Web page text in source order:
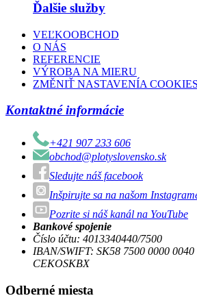
Ďalšie služby
VEĽKOOBCHOD
O NÁS
REFERENCIE
VÝROBA NA MIERU
ZMĚNIŤ NASTAVENÍA COOKIES
Kontaktné informácie
+421 907 233 606
obchod@plotyslovensko.sk
Sledujte náš facebook
Inšpirujte sa na našom
Pozrite si náš kanál na YouTube
Bankové spojenie
Číslo účtu: 4013340440/7500
IBAN/SWIFT: SK58 7500 0000
CEKOSKBX
Odberné miesta